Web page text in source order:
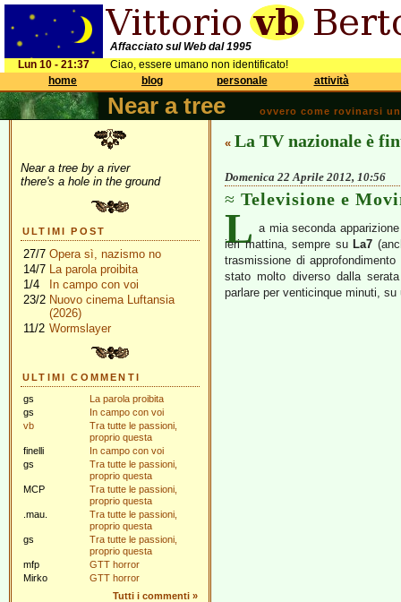
Affacciato sul Web dal 1995
Lun 10 - 21:37
Ciao, essere umano non identificato!
home
blog personale attività
Near a tree ovvero come rovinarsi
Near a tree by a river
there's a hole in the ground
ULTIMI POST
27/7 Opera sì, nazismo no
14/7 La parola proibita
1/4
In campo con voi
23/2 Nuovo cinema Luftansia
(2026)
11/2 Wormslayer
ULTIMI COMMENTI
gs
La parola proibita
gs
In campo con voi
vb
Tra tutte le passioni,
proprio questa
finelli
In campo con voi
gs
Tra tutte le passioni,
proprio questa
MCP
Tra tutte le passioni,
proprio questa
.mau.
Tra tutte le passioni,
proprio questa
gs
Tra tutte le passioni,
proprio questa
mfp
GTT horror
Mirko
GTT horror
Tutti i commenti »
« La TV nazionale è
Domenica 22 Aprile 2012, 10:56
Televisione e
L a mia seconda
ieri mattina, sempre su La7
trasmissione di
stato molto diverso dalla
parlare per venticinque minuti,